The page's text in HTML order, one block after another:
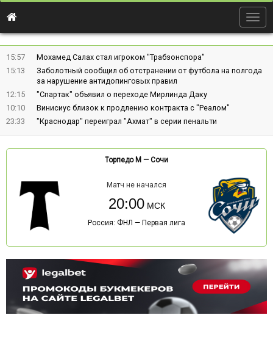
15:57
Мохамед Салах стал игроком "Трабзонспора"
15:13
Заболотный сообщил об отстранении от футбола на полгода
за нарушение антидопинговых правил
12:15
"Спартак" объявил о переходе Мирлинда Даку
10:10
Винисиус близок к продлению контракта с "Реалом"
23:33
"Краснодар" переиграл "Ахмат" в серии пенальти
Торпедо М — Сочи
Матч не начался
20:00
Россия: ФНЛ — Первая лига